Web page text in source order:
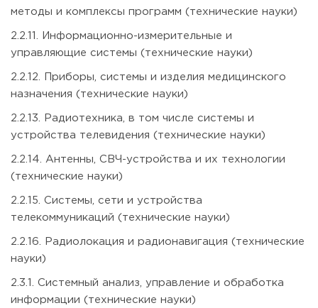
методы и комплексы программ (технические науки)
2.2.11. Информационно-измерительные и
управляющие системы (технические науки)
2.2.12. Приборы, системы и изделия медицинского
назначения (технические науки)
2.2.13. Радиотехника, в том числе системы и
устройства телевидения (технические науки)
2.2.14. Антенны, СВЧ-устройства и их технологии
(технические науки)
2.2.15. Системы, сети и устройства
телекоммуникаций (технические науки)
2.2.16. Радиолокация и радионавигация (технические
науки)
2.3.1. Системный анализ, управление и обработка
информации (технические науки)